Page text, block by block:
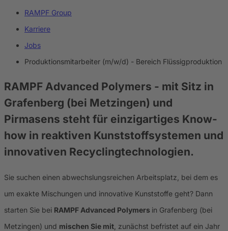
RAMPF Group
Karriere
Jobs
Produktionsmitarbeiter (m/w/d) - Bereich Flüssigproduktion
RAMPF Advanced Polymers - mit Sitz in
Grafenberg (bei Metzingen) und
Pirmasens steht für einzigartiges Know-
how in reaktiven Kunststoffsystemen und
innovativen Recyclingtechnologien.
Sie suchen einen abwechslungsreichen Arbeitsplatz, bei dem es
um exakte Mischungen und innovative Kunststoffe geht? Dann
starten Sie bei RAMPF Advanced Polymers in Grafenberg (bei
Metzingen) und mischen Sie mit , zunächst befristet auf ein Jahr